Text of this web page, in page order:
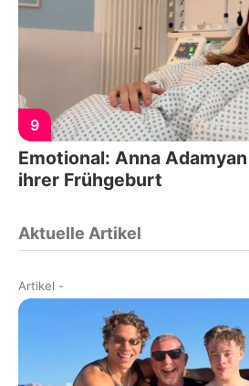
9
Emotional: Anna
ihrer Frühgeburt
Aktuelle Artikel
Artikel -